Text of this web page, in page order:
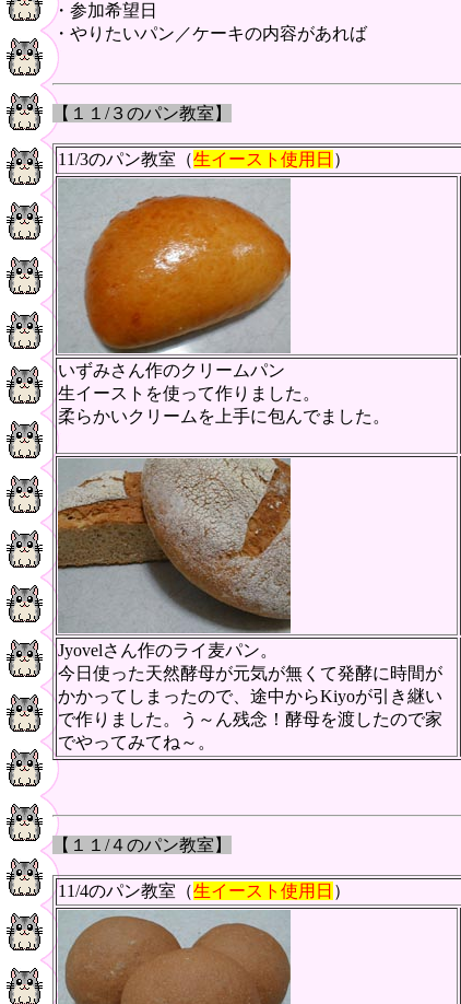
・参加希望日
・やりたいパン／ケーキの内容があれば
【１１/３ のパン教室 】
11/3のパン教室（生イースト使用日 ）
いずみさん作のクリームパン
生イーストを使って作りました。
柔らかいクリームを上手に包んでました。
Jyovelさん作のライ麦パン。
今日使った天然酵母が元気が無くて発酵に時間が
かかってしまったので、途中からKiyoが引き継い
で作りました。う～ん残念！酵母を渡したので家
でやってみてね～。
【１１/４のパン教室 】
11/4のパン教室（生イースト使用日 ）